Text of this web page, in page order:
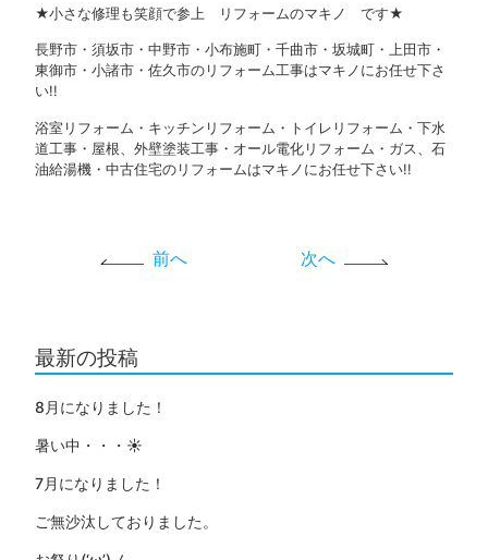
★小さな修理も笑顔で参上 リフォームのマキノ です★
長野市・須坂市・中野市・小布施町・千曲市・坂城町・上田市・
東御市・小諸市・佐久市のリフォーム工事はマキノにお任せ下さ
い!!
浴室リフォーム・キッチンリフォーム・トイレリフォーム・下水
道工事・屋根、外壁塗装工事・オール電化リフォーム・ガス、石
油給湯機・中古住宅のリフォームはマキノにお任せ下さい!!
前へ 次へ
最新の投稿
8月になりました！
暑い中・・・☀
7月になりました！
ご無沙汰しておりました。